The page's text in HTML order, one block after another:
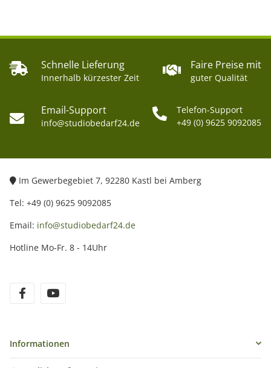
Schnelle Lieferung
Innerhalb kürzester Zeit
Faire Preise mit
guter Qualität
Email-Support
info@studiobedarf24.de
Telefon-Support
+49 (0) 9625 9092085
Im Gewerbegebiet 7, 92280 Kastl bei Amberg
Tel: +49 (0) 9625 9092085
Email: info@studiobedarf24.de
Hotline Mo-Fr. 8 - 14Uhr
Informationen